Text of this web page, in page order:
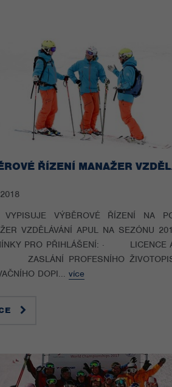
VYPISUJE VÝBĚROVÉ ŘÍZENÍ NA
VZDĚLÁVÁNÍ APUL NA SEZÓNU
PRO PŘIHLÁŠENÍ: · LICENCE
PROFESNÍHO
DOPI... více